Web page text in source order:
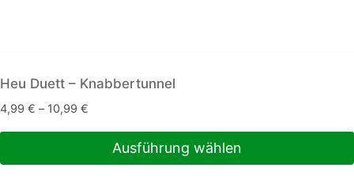
Heu Duett – Knabbertunnel
4,99 € – 10,99 €
Ausführung wählen